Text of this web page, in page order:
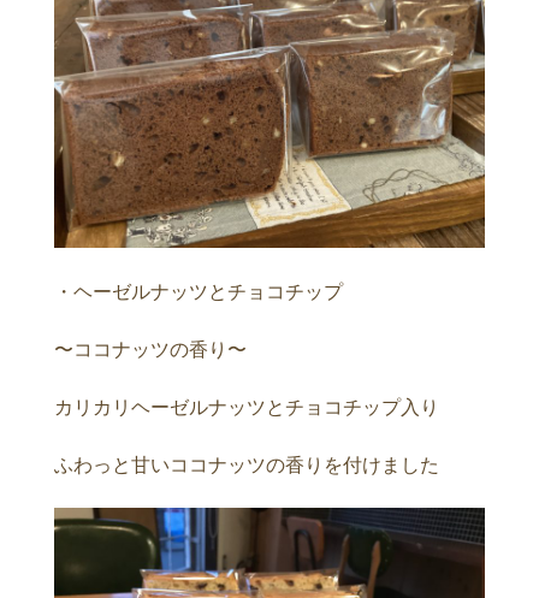
・ヘーゼルナッツとチョコチップ
〜ココナッツの香り〜
カリカリヘーゼルナッツとチョコチップ入り
ふわっと甘いココナッツの香りを付けました